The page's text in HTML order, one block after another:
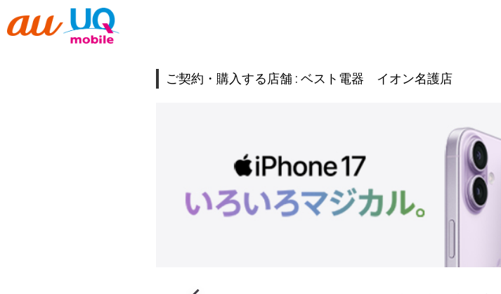
ご契約・購入する店舗 : ベスト電器 イオン名護店